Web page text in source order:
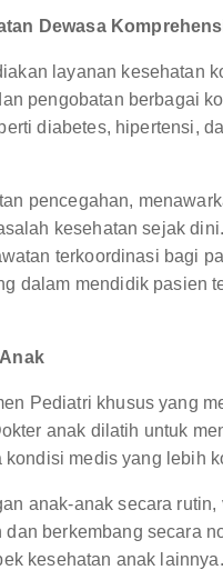
Dewasa
layanan kesehatan
pengobatan berbagai
diabetes, hipertensi,
pencegahan,
kesehatan sejak
terkoordinasi bagi
dalam mendidik pasien
Pediatri khusus yang
anak dilatih untuk
medis yang lebih
anak-anak secara
berkembang secara
kesehatan anak